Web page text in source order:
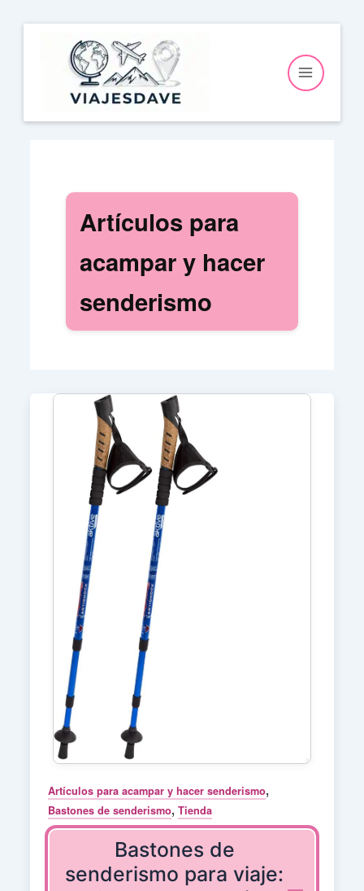
contenido
Artículos para
acampar y hacer
senderismo
Artículos para acampar y hacer senderismo,
Bastones de senderismo, Tienda
Bastones de
senderismo para viaje: